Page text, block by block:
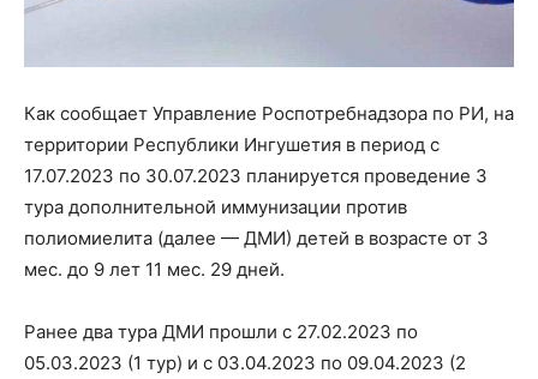
Как сообщает Управление Роспотребнадзора по РИ, на
территории Республики Ингушетия в период с
17.07.2023 по 30.07.2023 планируется проведение 3
тура дополнительной иммунизации против
полиомиелита (далее — ДМИ) детей в возрасте от 3
мес. до 9 лет 11 мес. 29 дней.
Ранее два тура ДМИ прошли с 27.02.2023 по
05.03.2023 (1 тур) и с 03.04.2023 по 09.04.2023 (2